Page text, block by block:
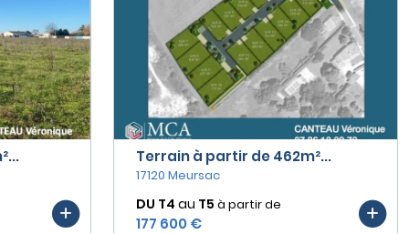
Terrain à partir de 462m²...
17120 Meursac
DU T4 au T5 à partir de
177 600 €